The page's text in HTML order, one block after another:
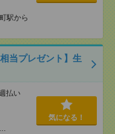
駅から
当プレゼント】生
払い
…
気になる！